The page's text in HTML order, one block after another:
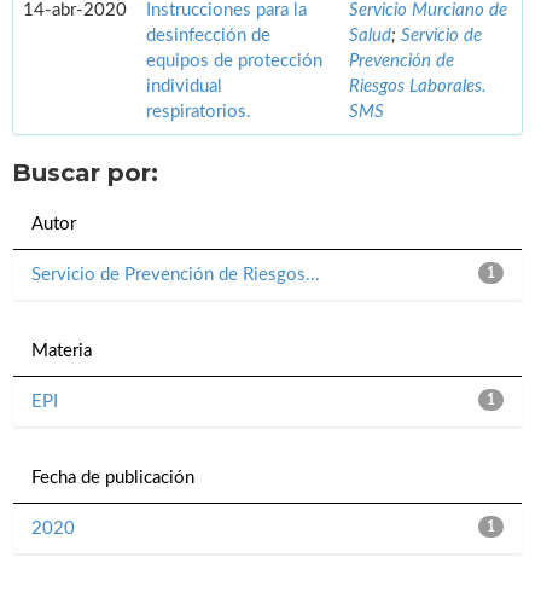
14-abr-2020
Instrucciones para la
desinfección de
equipos de protección
individual
respiratorios.
Servicio Murciano de
Salud; Servicio de
Prevención de
Riesgos Laborales.
SMS
Buscar por:
Autor
1
Servicio de Prevención de Riesgos...
Materia
1
EPI
Fecha de publicación
1
2020